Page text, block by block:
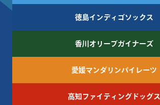
徳島インディゴソックス
香川オリーブガイナーズ
愛媛マンダリンパイレーツ
高知ファイティングドッグス